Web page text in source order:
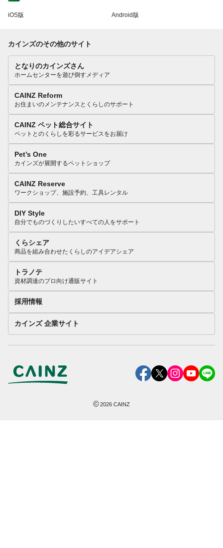
iOS版 Android版
カインズのその他のサイト
となりのカインズさん
ホームセンターを遊び倒すメディア
CAINZ Reform
お住まいのメンテナンスとくらしのサポート
CAINZ ペット総合サイト
ペットとのくらしを彩るサービスをお届け
Pet’s One
カインズが展開するペットショップ
CAINZ Reserve
ワークショップ、施設予約、工具レンタル
DIY Style
自分でものづくりしたいすべての人をサポート
くらシェア
商品を組み合わせたくらしのアイデアシェア
トラノテ
資材調達のプロ向け通販サイト
採用情報
カインズ 企業サイト
©2026 CAINZ